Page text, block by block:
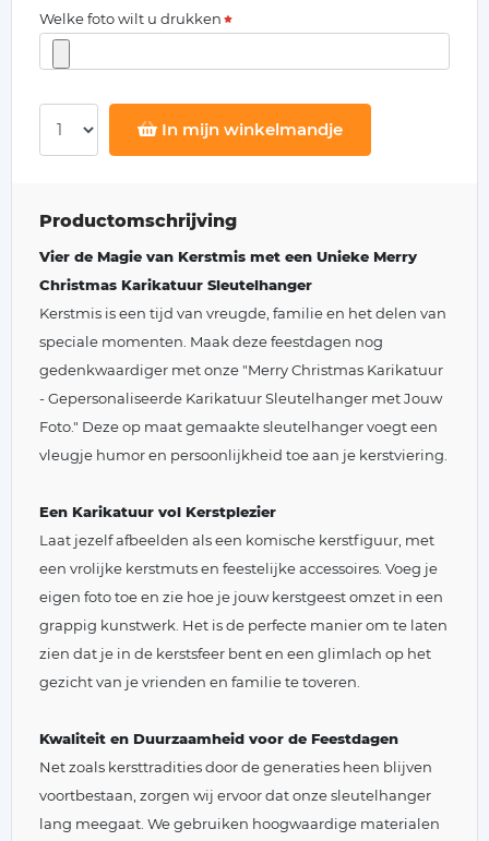
Welke foto wilt u drukken
In mijn winkelmandje
Productomschrijving
Vier de Magie van Kerstmis met een Unieke Merry
Christmas Karikatuur Sleutelhanger
Kerstmis is een tijd van vreugde, familie en het delen van
speciale momenten. Maak deze feestdagen nog
gedenkwaardiger met onze "Merry Christmas Karikatuur
- Gepersonaliseerde Karikatuur Sleutelhanger met Jouw
Foto." Deze op maat gemaakte sleutelhanger voegt een
vleugje humor en persoonlijkheid toe aan je kerstviering.
Een Karikatuur vol Kerstplezier
Laat jezelf afbeelden als een komische kerstfiguur, met
een vrolijke kerstmuts en feestelijke accessoires. Voeg je
eigen foto toe en zie hoe je jouw kerstgeest omzet in een
grappig kunstwerk. Het is de perfecte manier om te laten
zien dat je in de kerstsfeer bent en een glimlach op het
gezicht van je vrienden en familie te toveren.
Kwaliteit en Duurzaamheid voor de Feestdagen
Net zoals kersttradities door de generaties heen blijven
voortbestaan, zorgen wij ervoor dat onze sleutelhanger
lang meegaat. We gebruiken hoogwaardige materialen